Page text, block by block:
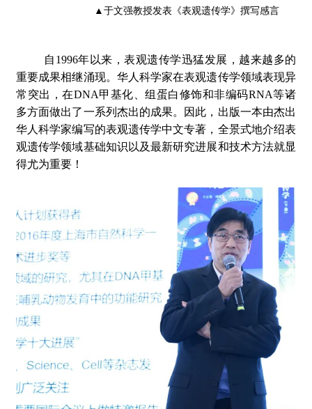
▲于文强教授发表《表观遗传学》撰写感言
自1996年以来，表观遗传学迅猛发展，越来越多的
重要成果相继涌现。华人科学家在表观遗传学领域表现异
常突出，在DNA甲基化、组蛋白修饰和非编码RNA等诸
多方面做出了一系列杰出的成果。因此，出版一本由杰出
华人科学家编写的表观遗传学中文专著，全景式地介绍表
观遗传学领域基础知识以及最新研究进展和技术方法就显
得尤为重要！